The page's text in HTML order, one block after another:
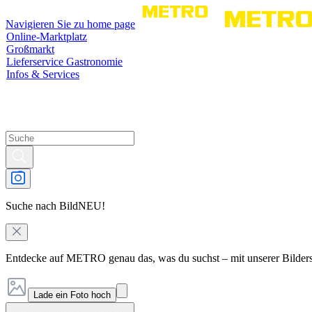
Navigieren Sie zu home page
Online-Marktplatz
Großmarkt
Lieferservice Gastronomie
Infos & Services
Suche nach BildNEU!
Entdecke auf METRO genau das, was du suchst – mit unserer
Lade ein Foto hoch